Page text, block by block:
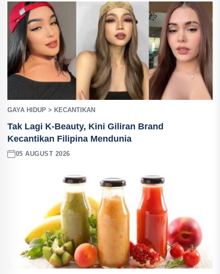
GAYA HIDUP > KECANTIKAN
Tak Lagi K-Beauty, Kini Giliran Brand
Kecantikan Filipina Mendunia
05 AUGUST 2026